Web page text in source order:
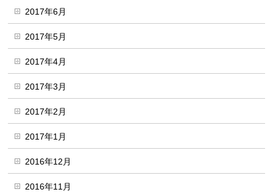
2017年6月
2017年5月
2017年4月
2017年3月
2017年2月
2017年1月
2016年12月
2016年11月